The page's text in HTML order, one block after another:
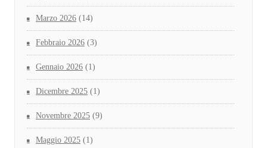
Marzo 2026 (14)
Febbraio 2026 (3)
Gennaio 2026 (1)
Dicembre 2025 (1)
Novembre 2025 (9)
Maggio 2025 (1)